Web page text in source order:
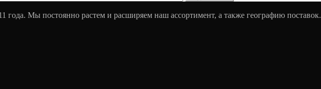
года. Мы постоянно растем и расширяем наш ассортимент, а также географию поставок.